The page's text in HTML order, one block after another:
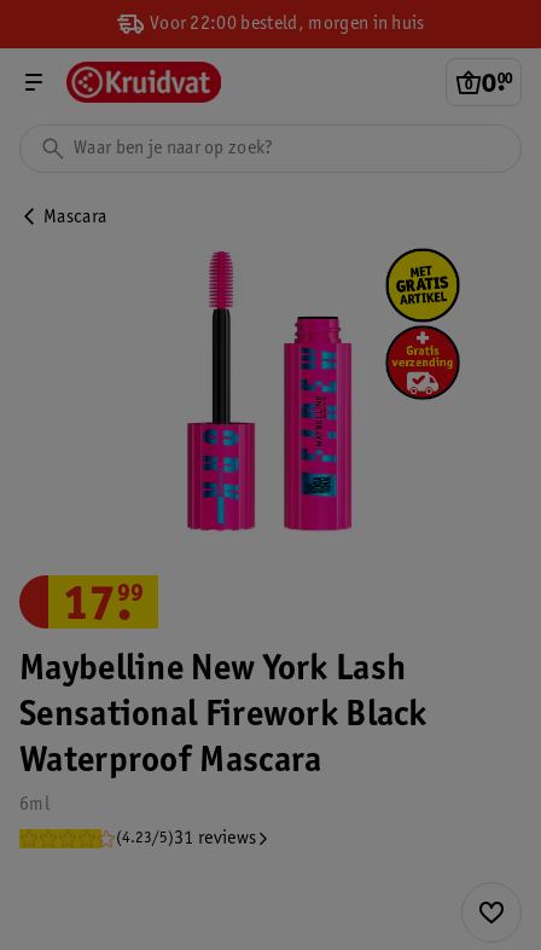
Voor 22:00 besteld, morgen in huis
0.
00
Mascara
Maybelline New York Lash
Sensational Firework Black
Waterproof Mascara
6ml
(4.23/5)31 reviews
17.
99